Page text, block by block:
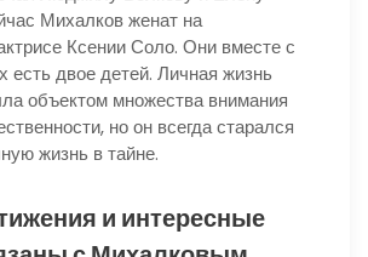
Михалков женат на
Ксении Соло. Они вместе с
есть двое детей. Личная жизнь
объектом множества внимания
но он всегда старался
жизнь в тайне.
и интересные